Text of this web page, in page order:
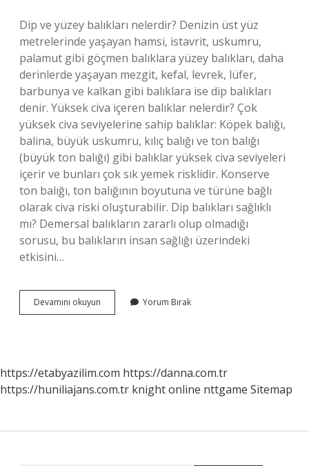
Dip ve yüzey balıkları nelerdir? Denizin üst yüz
metrelerinde yaşayan hamsi, istavrit, uskumru,
palamut gibi göçmen balıklara yüzey balıkları, daha
derinlerde yaşayan mezgit, kefal, levrek, lüfer,
barbunya ve kalkan gibi balıklara ise dip balıkları
denir. Yüksek civa içeren balıklar nelerdir? Çok
yüksek civa seviyelerine sahip balıklar: Köpek balığı,
balina, büyük uskumru, kılıç balığı ve ton balığı
(büyük ton balığı) gibi balıklar yüksek civa seviyeleri
içerir ve bunları çok sık yemek risklidir. Konserve
ton balığı, ton balığının boyutuna ve türüne bağlı
olarak civa riski oluşturabilir. Dip balıkları sağlıklı
mı? Demersal balıkların zararlı olup olmadığı
sorusu, bu balıkların insan sağlığı üzerindeki
etkisini…
Devamını okuyun
Balıkları
Yorum Bırak
https://etabyazilim.com https://danna.com.tr
https://huniliajans.com.tr knight online nttgame Sitemap